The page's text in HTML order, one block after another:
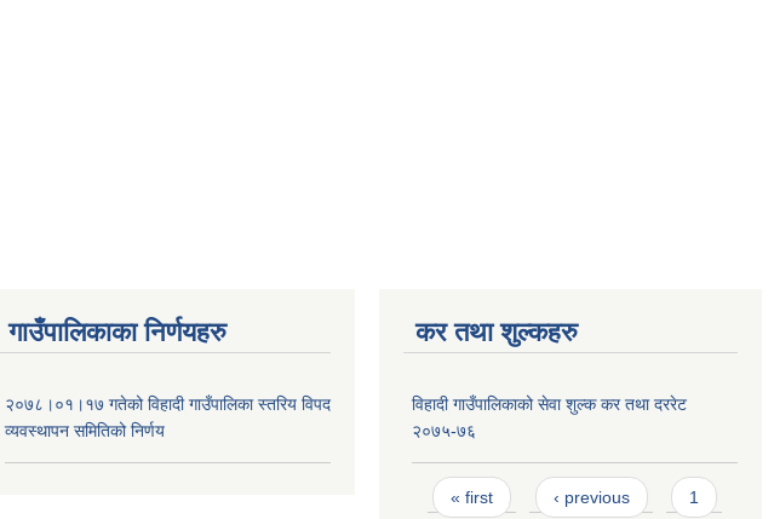
गाउँपालिकाका निर्णयहरु
२०७८।०१।१७ गतेको विहादी गाउँपालिका स्तरिय विपद
व्यवस्थापन समितिको निर्णय
कर तथा शुल्कहरु
विहादी गाउँपालिकाको सेवा शुल्क कर तथा दररेट
२०७५-७६
Pages
« first ‹ previous
1